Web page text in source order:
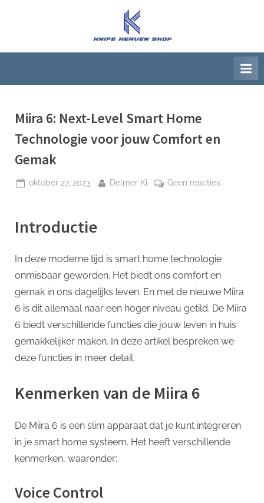
K
n
f
H
e
p
Miira 6: Next-Level Smart Home
Technologie voor jouw Comfort en
Gemak
Geplaatst
oktober 27, 2023 Door
Delmer Ki Geen reactiesop
Home
voor
jouw
en
Gemak
Introductie
In deze moderne tijd is smart home technologie
onmisbaar geworden. Het biedt ons comfort en
gemak in ons dagelijks leven. En met de nieuwe Miira
6 is dit allemaal naar een hoger niveau getild. De Miira
6 biedt verschillende functies die jouw leven in huis
gemakkelijker maken. In deze artikel bespreken we
deze functies in meer detail.
Kenmerken van de Miira 6
De Miira 6 is een slim apparaat dat je kunt integreren
in je smart home systeem. Het heeft verschillende
kenmerken, waaronder:
Voice Control